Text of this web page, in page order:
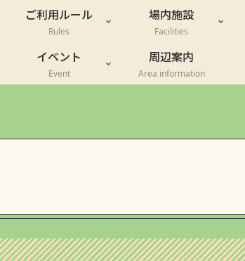
ご利用ルール
Rules
場内施設
Facilities
イベント
Event
周辺案内
Area information